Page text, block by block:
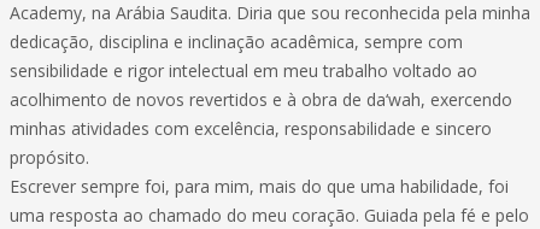
Academy, na Arábia Saudita. Diria que sou reconhecida pela minha
dedicação, disciplina e inclinação acadêmica, sempre com
sensibilidade e rigor intelectual em meu trabalho voltado ao
acolhimento de novos revertidos e à obra de da‘wah, exercendo
minhas atividades com excelência, responsabilidade e sincero
propósito.
Escrever sempre foi, para mim, mais do que uma habilidade, foi
uma resposta ao chamado do meu coração. Guiada pela fé e pelo